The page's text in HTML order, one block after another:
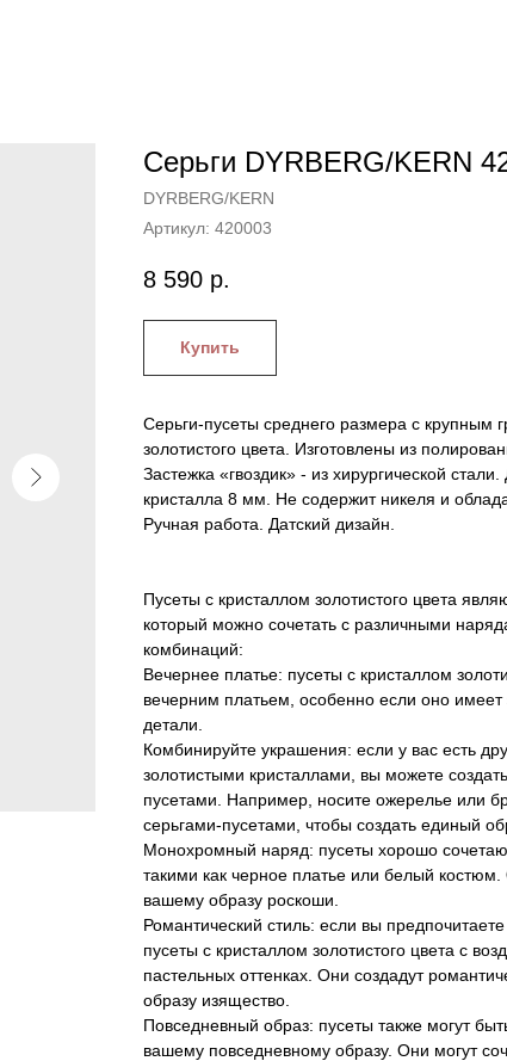
Серьги DYRBERG/KERN
DYRBERG/KERN
Артикул: 420003
8 590 р.
Купить
Серьги-пусеты среднего размера с крупным
золотистого цвета. Изготовлены из
Застежка «гвоздик» - из хирургической
кристалла 8 мм. Не содержит никеля и
Ручная работа. Датский дизайн.
Пусеты с кристаллом золотистого цвета
который можно сочетать с различными
комбинаций:
Вечернее платье: пусеты с кристаллом
вечерним платьем, особенно если оно
детали.
Комбинируйте украшения: если у вас есть
золотистыми кристаллами, вы можете
пусетами. Например, носите ожерелье или
серьгами-пусетами, чтобы создать единый
Монохромный наряд: пусеты хорошо
такими как черное платье или белый
вашему образу роскоши.
Романтический стиль: если вы
пусеты с кристаллом золотистого цвета с
пастельных оттенках. Они создадут
образу изящество.
Повседневный образ: пусеты также могут
вашему повседневному образу. Они могут